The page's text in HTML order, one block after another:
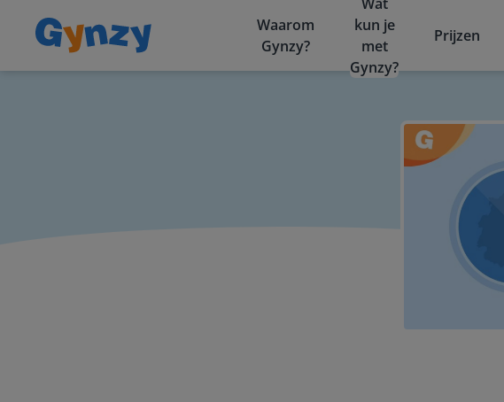
Waarom
Gynzy?
kun je
met
Gynzy?
Prijzen